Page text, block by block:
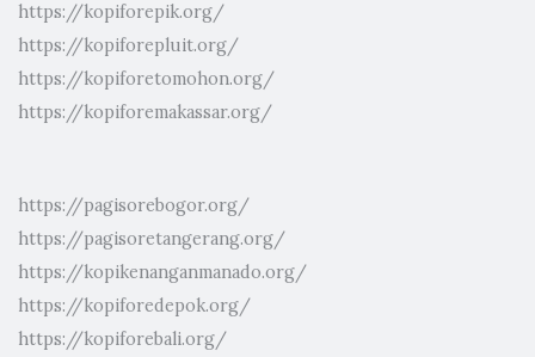
https://kopiforepik.org/
https://kopiforepluit.org/
https://kopiforetomohon.org/
https://kopiforemakassar.org/
https://pagisorebogor.org/
https://pagisoretangerang.org/
https://kopikenanganmanado.org/
https://kopiforedepok.org/
https://kopiforebali.org/